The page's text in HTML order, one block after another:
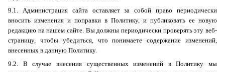
9.1. Администрация сайта оставляет за собой право периодически
вносить изменения и поправки в Политику, и публиковать ее новую
редакцию на нашем сайте. Вы должны периодически проверять эту веб-
страницу, чтобы убедиться, что понимаете содержание изменений,
внесенных в данную Политику.
9.2. В случае внесения существенных изменений в Политику мы